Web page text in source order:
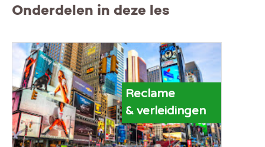
Onderdelen in deze les
Reclame
&verleidingen